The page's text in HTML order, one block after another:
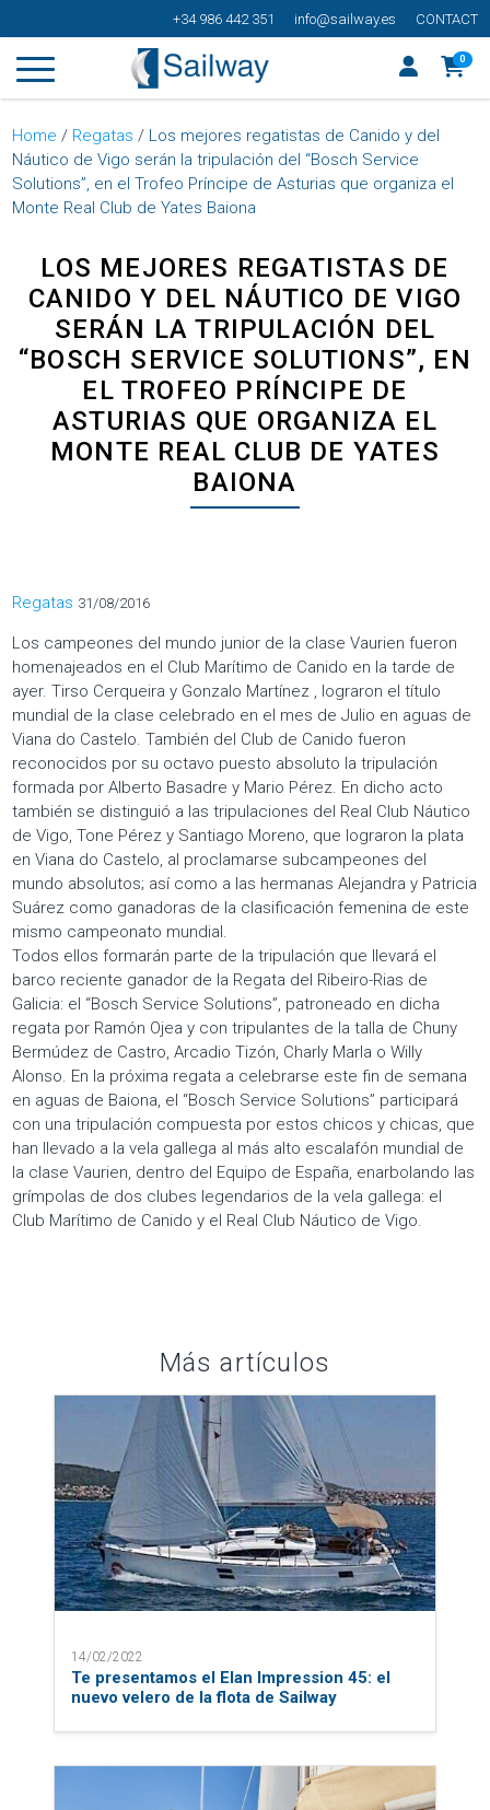
+34 986 442 351 info@sailway.es CONTACT
0
Home / Regatas / Los mejores regatistas de Canido y del
Náutico de Vigo serán la tripulación del “Bosch Service
Solutions”, en el Trofeo Príncipe de Asturias que organiza el
Monte Real Club de Yates Baiona
LOS MEJORES REGATISTAS DE
CANIDO Y DEL NÁUTICO DE VIGO
SERÁN LA TRIPULACIÓN DEL
“BOSCH SERVICE SOLUTIONS”, EN
EL TROFEO PRÍNCIPE DE
ASTURIAS QUE ORGANIZA EL
MONTE REAL CLUB DE YATES
BAIONA
Categorías
Regatas 31/08/2016
Los campeones del mundo junior de la clase Vaurien fueron
homenajeados en el Club Marítimo de Canido en la tarde de
ayer. Tirso Cerqueira y Gonzalo Martínez , lograron el título
mundial de la clase celebrado en el mes de Julio en aguas de
Viana do Castelo. También del Club de Canido fueron
reconocidos por su octavo puesto absoluto la tripulación
formada por Alberto Basadre y Mario Pérez. En dicho acto
también se distinguió a las tripulaciones del Real Club Náutico
de Vigo, Tone Pérez y Santiago Moreno, que lograron la plata
en Viana do Castelo, al proclamarse subcampeones del
mundo absolutos; así como a las hermanas Alejandra y Patricia
Suárez como ganadoras de la clasificación femenina de este
mismo campeonato mundial.
Todos ellos formarán parte de la tripulación que llevará el
barco reciente ganador de la Regata del Ribeiro-Rias de
Galicia: el “Bosch Service Solutions”, patroneado en dicha
regata por Ramón Ojea y con tripulantes de la talla de Chuny
Bermúdez de Castro, Arcadio Tizón, Charly Marla o Willy
Alonso. En la próxima regata a celebrarse este fin de semana
en aguas de Baiona, el “Bosch Service Solutions” participará
con una tripulación compuesta por estos chicos y chicas, que
han llevado a la vela gallega al más alto escalafón mundial de
la clase Vaurien, dentro del Equipo de España, enarbolando las
grímpolas de dos clubes legendarios de la vela gallega: el
Club Marítimo de Canido y el Real Club Náutico de Vigo.
Más artículos
14/02/2022
Te presentamos el Elan Impression 45: el
nuevo velero de la flota de Sailway